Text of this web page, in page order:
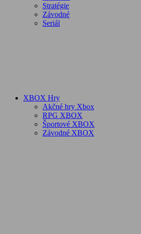
Stratégie
Závodné
Seriál
XBOX Hry
Akčné hry Xbox
RPG XBOX
Športové XBOX
Závodné XBOX